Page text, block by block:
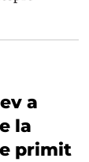
a
la
primit